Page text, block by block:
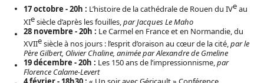
17 octobre - 20h : L’histoire de la cathédrale de Rouen du IVeau
XIesiècle d’après les fouilles,parJacques Le Maho
28 novembre - 20h : Le Carmel en France et en Normandie, du
XVIIesiècle à nos jours : l’esprit d’oraison au cœur de la cité,par le
Père Gilbert, Olivier Chaline, animée par Alexandre de Gmeline
19 décembre - 20h : Les 150 ans de l’impressionnisme,par
Florence Calame-Levert